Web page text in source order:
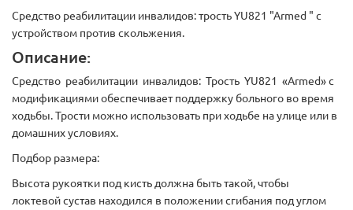
Средство реабилитации инвалидов: трость YU821 "Armed " с
устройством против скольжения.
Описание:
Средство реабилитации инвалидов: Трость YU821 «Armed» с
модификациями обеспечивает поддержку больного во время
ходьбы. Трости можно использовать при ходьбе на улице или в
домашних условиях.
Подбор размера:
Высота рукоятки под кисть должна быть такой, чтобы
локтевой сустав находился в положении сгибания под углом